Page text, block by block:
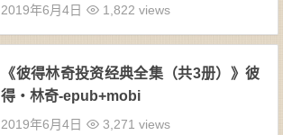
2019年6月4日 1,822 views
《彼得林奇投资经典全集（共3册）》彼
得・林奇-epub+mobi
2019年6月4日 3,271 views